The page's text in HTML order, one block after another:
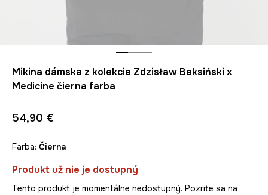
Mikina dámska z kolekcie Zdzisław Beksiński x
Medicine čierna farba
54,90 €
Farba: čierna
Produkt už nie je dostupný
Tento produkt je momentálne nedostupný. Pozrite sa na